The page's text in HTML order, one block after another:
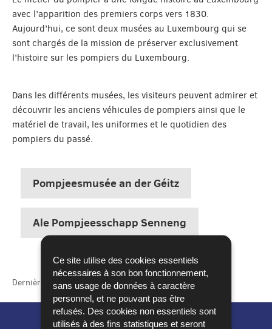
Ce site utilise des cookies essentiels
nécessaires à son bon fonctionnement,
sans usage de données à caractère
personnel, et ne pouvant pas être
refusés. Des cookies non essentiels sont
utilisés à des fins statistiques et seront
avec l’apparition des premiers corps vers 1830.
Aujourd’hui, ce sont deux musées au Luxembourg qui se
sont chargés de la mission de préserver exclusivement
l’histoire sur les pompiers du Luxembourg.
Dans les différents musées, les visiteurs peuvent admirer et
découvrir les anciens véhicules de pompiers ainsi que le
matériel de travail, les uniformes et le quotidien des
pompiers du passé.
Pompjeesmusée an der Géitz
Ale Pompjeesschapp Senneng
Dernière mise à jour05/05/2023